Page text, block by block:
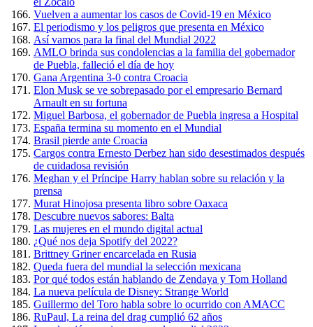
Vuelven a aumentar los casos de Covid-19 en México
El periodismo y los peligros que presenta en México
Así vamos para la final del Mundial 2022
AMLO brinda sus condolencias a la familia del gobernador
de Puebla, falleció el día de hoy
Gana Argentina 3-0 contra Croacia
Elon Musk se ve sobrepasado por el empresario Bernard
Arnault en su fortuna
Miguel Barbosa, el gobernador de Puebla ingresa a Hospital
España termina su momento en el Mundial
Brasil pierde ante Croacia
Cargos contra Ernesto Derbez han sido desestimados después
de cuidadosa revisión
Meghan y el Príncipe Harry hablan sobre su relación y la
prensa
Murat Hinojosa presenta libro sobre Oaxaca
Descubre nuevos sabores: Balta
Las mujeres en el mundo digital actual
¿Qué nos deja Spotify del 2022?
Brittney Griner encarcelada en Rusia
Queda fuera del mundial la selección mexicana
Por qué todos están hablando de Zendaya y Tom Holland
La nueva película de Disney: Strange World
Guillermo del Toro habla sobre lo ocurrido con AMACC
RuPaul, La reina del drag cumplió 62 años